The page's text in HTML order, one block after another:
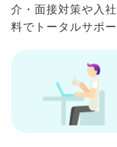
介・面接対策や入
料でトータルサポ